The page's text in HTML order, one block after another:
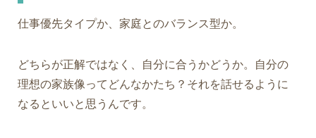
仕事優先タイプか、家庭とのバランス型か。
どちらが正解ではなく、
自分に合うかどうか。自分の
理想の家族像ってどんなかたち？それを話せるように
なるといいと思うんです。